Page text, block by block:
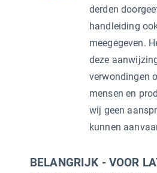
derden
handleiding
meegegeven.
deze
verwondingen
mensen en
wij geen
kunnen
BELANGRIJK - VOOR